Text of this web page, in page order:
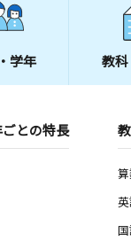
学年 教
との特長